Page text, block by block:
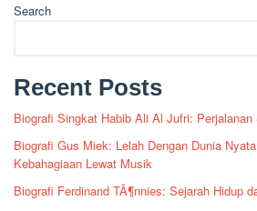
Search
Recent Posts
Biografi Singkat Habib Ali Al Jufri:
Biografi Gus Miek: Lelah Dengan Dunia
Kebahagiaan Lewat Musik
Biografi Ferdinand TÃ¶nnies: Sejarah Hidup